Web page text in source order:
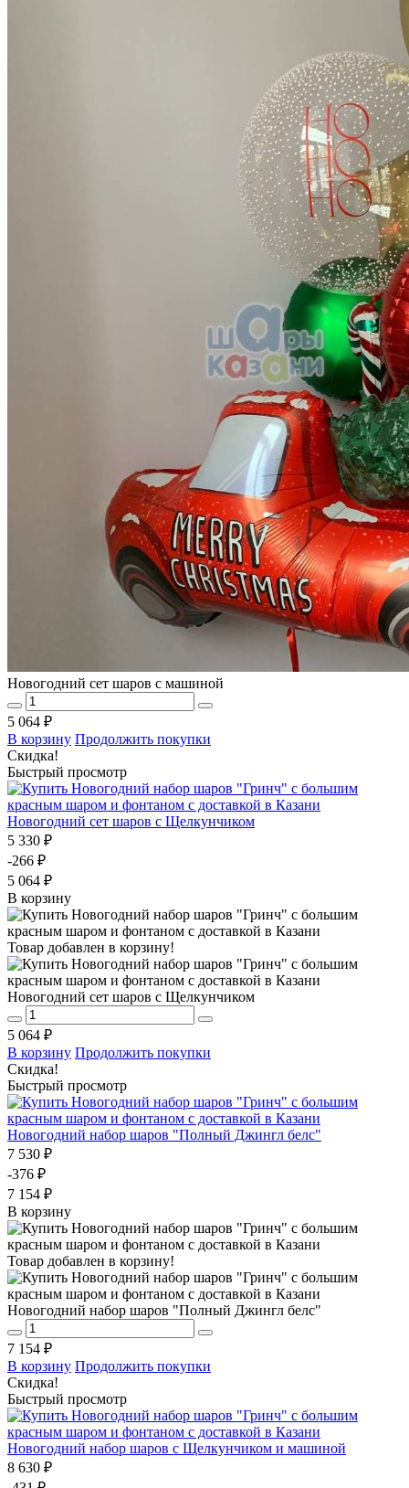
Новогодний сет шаров с машиной
5 064 ₽
В корзину Продолжить покупки
Скидка!
Быстрый просмотр
Новогодний сет шаров с Щелкунчиком
5 330 ₽
-266 ₽
5 064 ₽
В корзину
Товар добавлен в корзину!
Новогодний сет шаров с Щелкунчиком
5 064 ₽
В корзину Продолжить покупки
Скидка!
Быстрый просмотр
Новогодний набор шаров "Полный Джингл белс"
7 530 ₽
-376 ₽
7 154 ₽
В корзину
Товар добавлен в корзину!
Новогодний набор шаров "Полный Джингл белс"
7 154 ₽
В корзину Продолжить покупки
Скидка!
Быстрый просмотр
Новогодний набор шаров с Щелкунчиком и машиной
8 630 ₽